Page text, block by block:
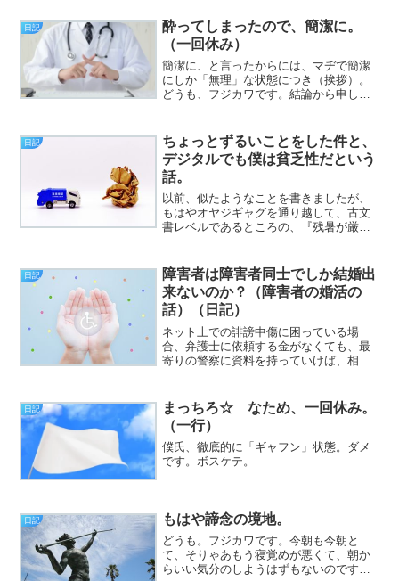
ていたら、なんか焦げ臭いので、あ
れ？ と思ったら、...
日記
酔ってしまったので、簡潔に。
（一回休み）
簡潔に、と言ったからには、マヂで簡潔
にしか「無理」な状態につき（挨拶）。
どうも、フジカワです。結論から申し上
てグビー！ した結果。今現在、指が痺
れて（僕は酔うと真っ先に...
日記
ちょっとずるいことをした件と、
デジタルでも僕は貧乏性だという
話。
以前、似たようなことを書きましたが、
もはやオヤジギャグを通り越して、古文
書レベルであるところの、『残暑が厳し
は、それで周囲のウケが取れていたのか
も含めて。と、いうわけで...
日記
障害者は障害者同士でしか結婚出
来ないのか？（障害者の婚活の
話）（日記）
ネット上での誹謗中傷に困っている場
合、弁護士に依頼する金がなくても、最
寄りの警察に資料を持っていけば、相談
す。寝覚めが悪いのはいつものこととし
ても、最近はそこに『暑さ』が...
日記
まっちろ☆ なため、一回休み。
（一行）
僕氏、徹底的に「ギャフン」状態。ダメ
です。ボスケテ。
日記 もはや諦念の境地。
どうも。フジカワです。今朝も今朝と
て、そりゃあもう寝覚めが悪くて、朝か
らいい気分のしようはずもないのです